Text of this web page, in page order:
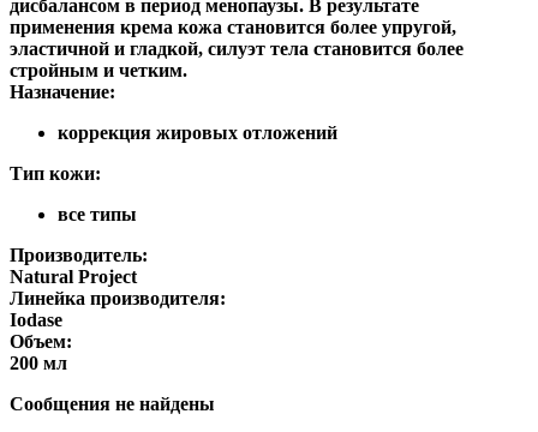
дисбалансом в период менопаузы. В результате
применения крема кожа становится более упругой,
эластичной и гладкой, силуэт тела становится более
стройным и четким.
Назначение:
коррекция жировых отложений
Тип кожи:
все типы
Производитель:
Natural Project
Линейка производителя:
Iodase
Объем:
200 мл
Сообщения не найдены